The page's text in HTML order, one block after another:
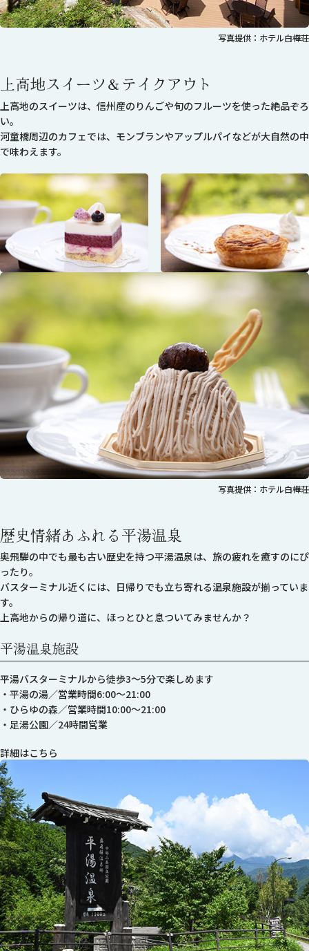
写真提供：ホテル白樺荘
上高地スイーツ＆テイクアウト
上高地のスイーツは、信州産のりんごや旬のフルーツを使った絶品ぞろ
い。
河童橋周辺のカフェでは、モンブランやアップルパイなどが大自然の中
で味わえます。
写真提供：ホテル白樺荘
歴史情緒あふれる平湯温泉
奥飛騨の中でも最も古い歴史を持つ平湯温泉は、旅の疲れを癒すのにぴ
ったり。
バスターミナル近くには、日帰りでも立ち寄れる温泉施設が揃っていま
す。
上高地からの帰り道に、ほっとひと息ついてみませんか？
平湯温泉施設
平湯バスターミナルから徒歩3～5分で楽しめます
・平湯の湯／営業時間6:00～21:00
・ひらゆの森／営業時間10:00～21:00
・足湯公園／24時間営業
詳細はこちら